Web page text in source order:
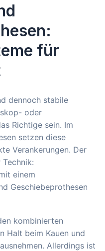
für
dennoch stabile
oder
Richtige sein. Im
setzen diese
Verankerungen. Der
einem
Geschiebeprothesen
kombinierten
Halt beim Kauen und
Allerdings ist